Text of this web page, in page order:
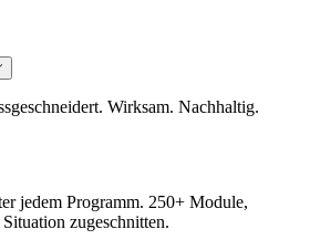
Wirksam. Nachhaltig.
jedem Programm. 250+ Module,
zugeschnitten.